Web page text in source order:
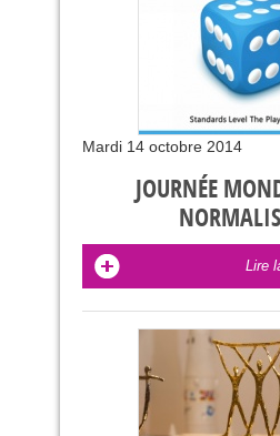
Mardi 14 octobre 2014
JOURNÉE
Lire